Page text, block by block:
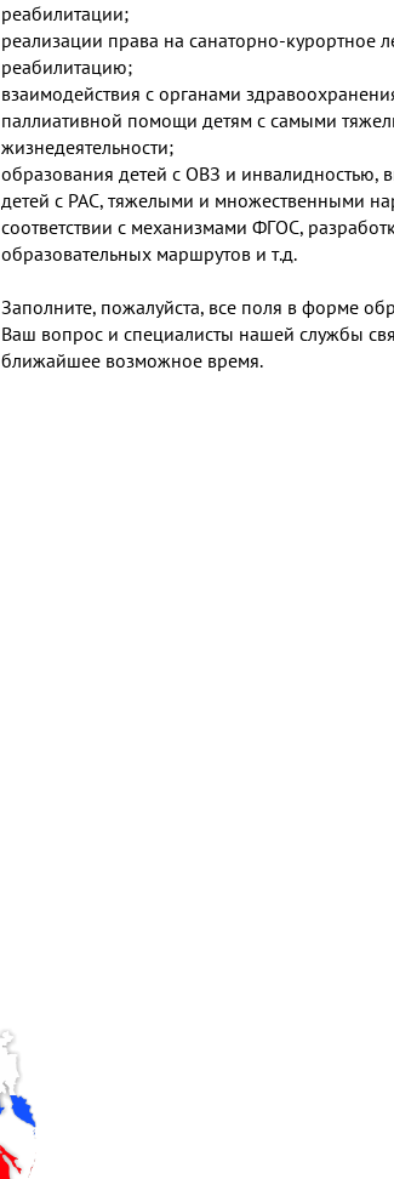
реабилитации;
реализации права на санаторно-курортное
реабилитацию;
взаимодействия с органами
паллиативной помощи детям с самыми
жизнедеятельности;
образования детей с ОВЗ и инвалидностью,
детей с РАС, тяжелыми и множественными
соответствии с механизмами ФГОС,
образовательных маршрутов и т.д.
Заполните, пожалуйста, все поля в форме
Ваш вопрос и специалисты нашей службы
ближайшее возможное время.